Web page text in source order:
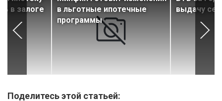
в залоге
в льготные ипотечные
программы
выдачу
Поделитесь этой статьей: